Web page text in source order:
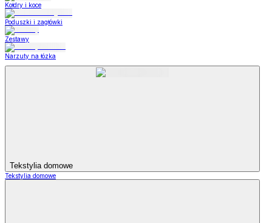
Kołdry i koce
Poduszki i zagłówki
Zestawy
Narzuty na łózka
Tekstylia domowe
Tekstylia domowe